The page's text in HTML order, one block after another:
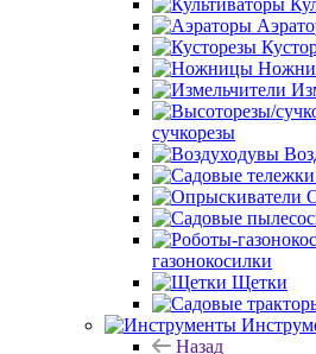
сучкорезы
газонокосилки
Щетки
Назад